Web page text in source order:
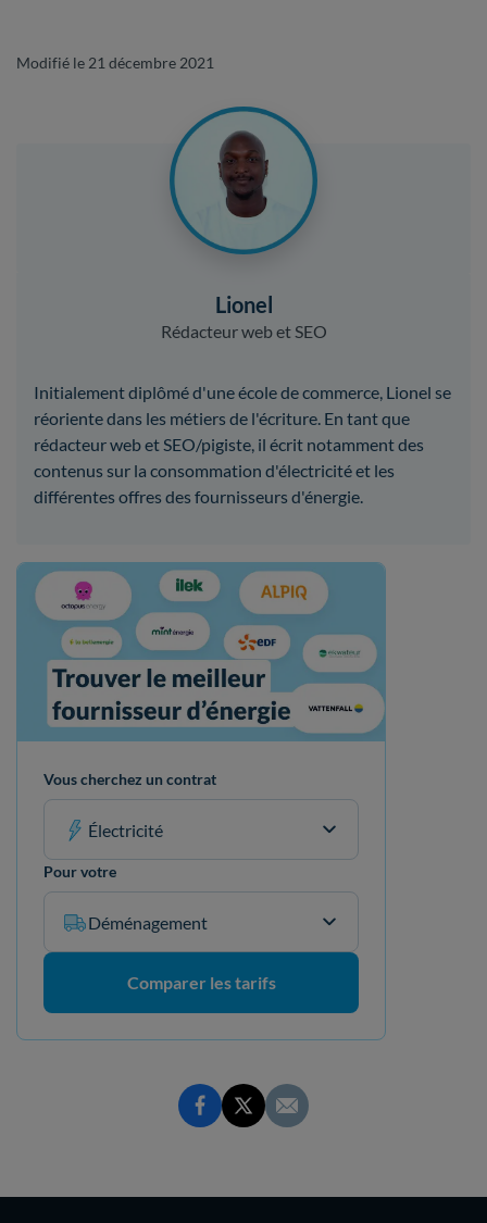
Vous cherchez un contrat
Électricité
Pour votre
Déménagement
Comparer les tarifs
Modifié le 21 décembre 2021
Lionel
Rédacteur web et SEO
Initialement diplômé d'une école de commerce, Lionel se
réoriente dans les métiers de l'écriture. En tant que
rédacteur web et SEO/pigiste, il écrit notamment des
contenus sur la consommation d'électricité et les
différentes offres des fournisseurs d'énergie.